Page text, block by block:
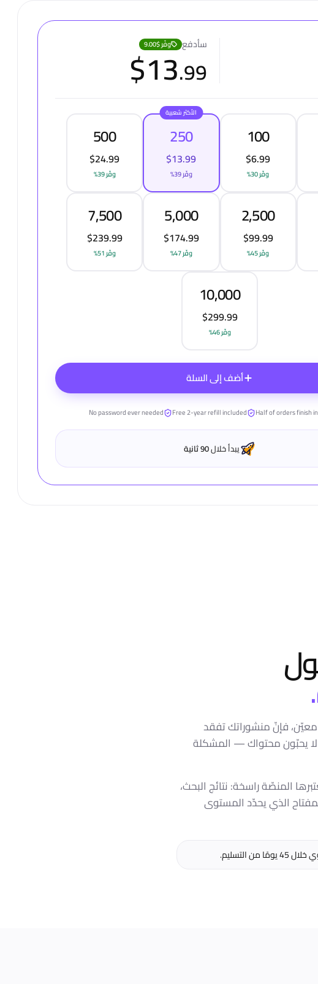
سأدفع وفّر$9.00
$13.99
100
$6.99
وفّر 30%
الأكثر شعبية
250
$13.99
وفّر 39%
500
$24.99
وفّر 39%
2,500
$99.99
وفّر 45%
5,000
$174.99
وفّر 47%
7,500
$239.99
وفّر 51%
10,000
$299.99
وفّر 46%
أضف إلى السلة
Half of orders finish
Free 2-year refill included
No password ever needed
يبدأ خلال90 ثانية
فإنّ منشوراتك تفقد
لا يحبّون محتواك — المشكلة
المنصّة راسخة: نتائج البحث،
الذي يحدّد المستوى